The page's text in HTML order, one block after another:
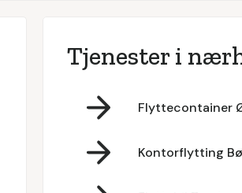
Tjenester i
Flyttecontainer
Kontorflytting